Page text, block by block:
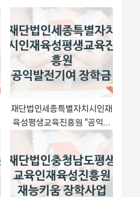
재단법인세종특별자치시인재
육성평생교육진흥원 “공익발
전기여 장학금” 복지 지원 정
책 – 지원 대상 및 신청 방법